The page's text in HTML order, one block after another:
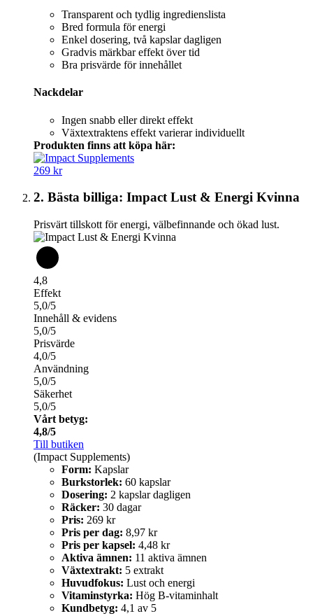
Transparent och tydlig ingredienslista
Bred formula för energi
Enkel dosering, två kapslar dagligen
Gradvis märkbar effekt över tid
Bra prisvärde för innehållet
Nackdelar
Ingen snabb eller direkt effekt
Växtextraktens effekt varierar individuellt
Produkten finns att köpa här:
269 kr
2. Bästa billiga: Impact Lust & Energi Kvinna
Prisvärt tillskott för energi, välbefinnande och ökad lust.
4,8
Effekt
5,0/5
Innehåll & evidens
5,0/5
Prisvärde
4,0/5
Användning
5,0/5
Säkerhet
5,0/5
Vårt betyg:
4,8/5
Till butiken
(Impact Supplements)
Form: Kapslar
Burkstorlek: 60 kapslar
Dosering: 2 kapslar dagligen
Räcker: 30 dagar
Pris: 269 kr
Pris per dag: 8,97 kr
Pris per kapsel: 4,48 kr
Aktiva ämnen: 11 aktiva ämnen
Växtextrakt: 5 extrakt
Huvudfokus: Lust och energi
Vitaminstyrka: Hög B-vitaminhalt
Kundbetyg: 4,1 av 5